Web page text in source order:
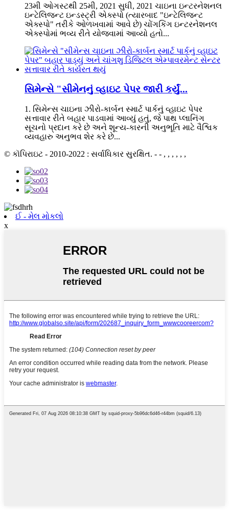
23મી ઓગસ્ટથી 25મી, 2021 સુધી, 2021 ચાઇના ઇન્ટરનેશનલ
ઇન્ટેલિજન્ટ ઇન્ડસ્ટ્રી એક્સ્પો (ત્યારબાદ "ઇન્ટેલિજન્ટ
એક્સ્પો" તરીકે ઓળખવામાં આવે છે) ચોંગકિંગ ઇન્ટરનેશનલ
એક્સ્પોમાં ભવ્ય રીતે યોજવામાં આવ્યો હતો...
સિમેન્સે "સીમેનનું વ્હાઇટ પેપર જારી કર્યું...
1. સિમેન્સ ચાઇના ઝીરો-કાર્બન સ્માર્ટ પાર્કનું વ્હાઇટ પેપર
સત્તાવાર રીતે બહાર પાડવામાં આવ્યું હતું, જે પાથ પ્લાનિંગ
સૂચનો પ્રદાન કરે છે અને શૂન્ય-કારની અનુભૂતિ માટે વૈશ્વિક
વ્યવહારુ અનુભવ શેર કરે છે...
© કૉપિરાઇટ - 2010-2022 : સર્વાધિકાર સુરક્ષિત. - - , , , , , ,
ઈ - મેલ મોકલો
x